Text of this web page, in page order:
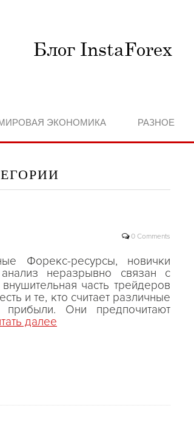
Блог InstaForex
ЭКОНОМИКА РАЗНОЕ
0 Comments
Форекс-ресурсы, новички
неразрывно связан с
часть трейдеров
и те, кто считает различные
Они предпочитают
далее